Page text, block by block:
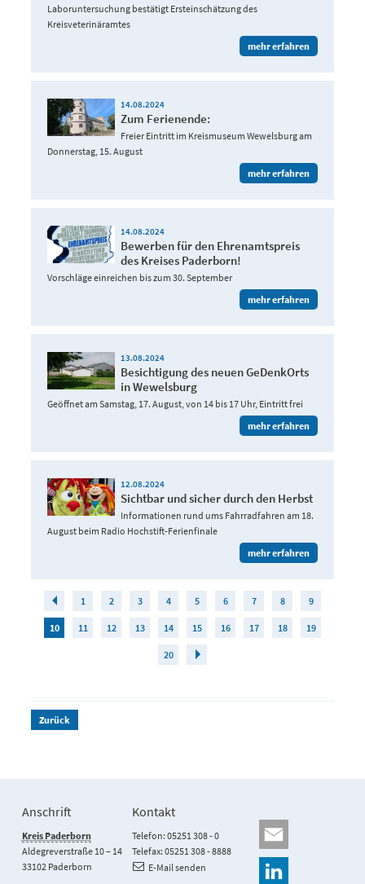
Laboruntersuchung bestätigt Ersteinschätzung des
Kreisveterinäramtes
mehr erfahren
14.08.2024
Zum Ferienende:
Freier Eintritt im Kreismuseum Wewelsburg am
Donnerstag, 15. August
mehr erfahren
14.08.2024
Bewerben für den Ehrenamtspreis
des Kreises Paderborn!
Vorschläge einreichen bis zum 30. September
mehr erfahren
13.08.2024
Besichtigung des neuen GeDenkOrts
in Wewelsburg
Geöffnet am Samstag, 17. August, von 14 bis 17 Uhr, Eintritt frei
mehr erfahren
12.08.2024
Sichtbar und sicher durch den Herbst
Informationen rund ums Fahrradfahren am 18.
August beim Radio Hochstift-Ferienfinale
mehr erfahren
1 2 3 4 5 6 7 8 9
10 11 12 13 14 15 16 17 18 19
20
Zurück
Anschrift
Kreis Paderborn
Aldegreverstraße 10 – 14
33102 Paderborn
Kontakt
Telefon: 05251 308 - 0
Telefax: 05251 308 - 8888
E-Mail senden